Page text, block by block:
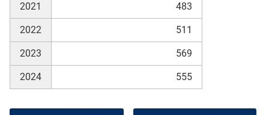
2021 483
2022 511
2023 569
2024 555